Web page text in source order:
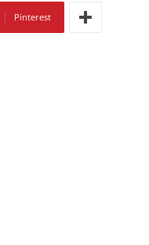
Pinterest